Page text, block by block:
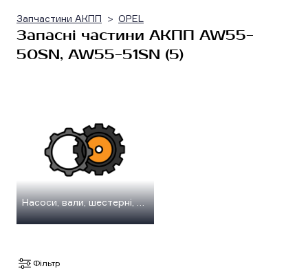
Запчастини АКПП OPEL
Запасні частини АКПП AW55-
50SN, AW55-51SN (5)
Насоси, вали, шестерні, планетарні передачі
Фільтр